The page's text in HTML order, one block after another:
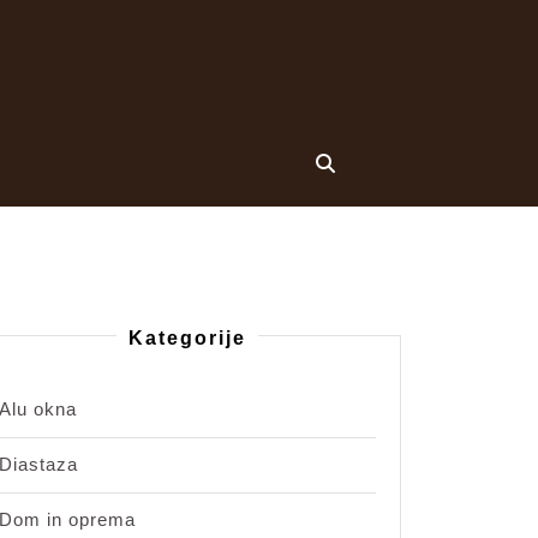
Kategorije
Alu okna
Diastaza
Dom in oprema